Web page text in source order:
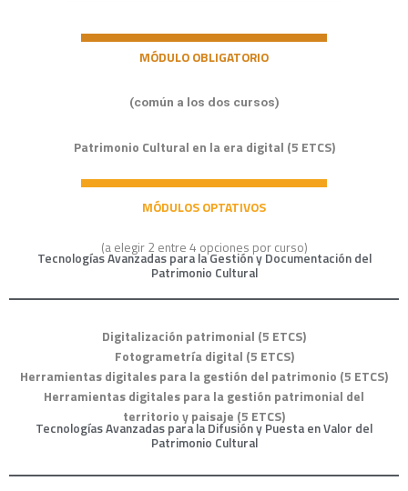
MÓDULO OBLIGATORIO
(común a los dos cursos)
Patrimonio Cultural en la era digital (5 ETCS)
MÓDULOS OPTATIVOS
(a elegir 2 entre 4 opciones por curso)
Tecnologías Avanzadas para la Gestión y Documentación del
Patrimonio Cultural
Digitalización patrimonial (5 ETCS)
Fotogrametría digital (5 ETCS)
Herramientas digitales para la gestión del patrimonio (5 ETCS)
Herramientas digitales para la gestión patrimonial del
territorio y paisaje (5 ETCS)
Tecnologías Avanzadas para la Difusión y Puesta en Valor del
Patrimonio Cultural